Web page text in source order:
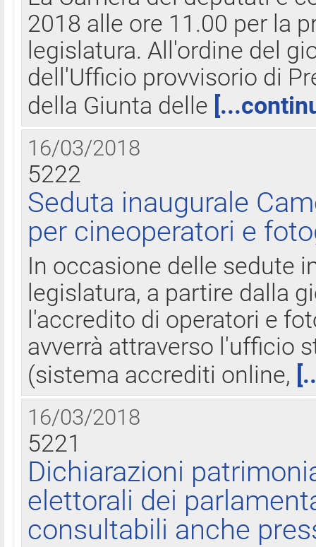
2018 alle ore 11.00 per la
legislatura. All'ordine del
dell'Ufficio provvisorio di
della Giunta delle
16/03/2018
5222
Seduta inaugurale
per cineoperatori e
In occasione delle sedute
legislatura, a partire dalla
l'accredito di operatori e
avverrà attraverso l'ufficio
(sistema accrediti online,
16/03/2018
5221
Dichiarazioni
elettorali dei
consultabili anche